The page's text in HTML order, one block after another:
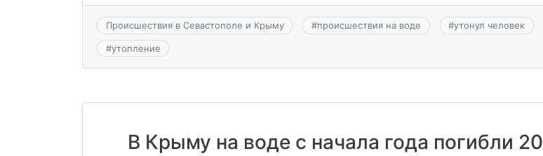
Происшествия в Севастополе и Крыму #происшествия на воде #утонул человек
#утопление
В Крыму на воде с начала года погибли 20